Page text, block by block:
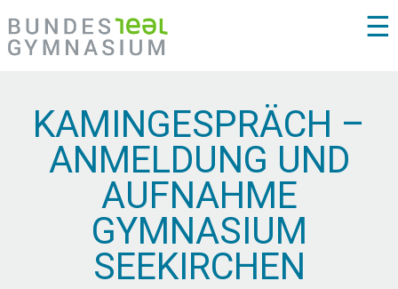
☰
KAMINGESPRÄCH –
ANMELDUNG UND
AUFNAHME
GYMNASIUM
SEEKIRCHEN